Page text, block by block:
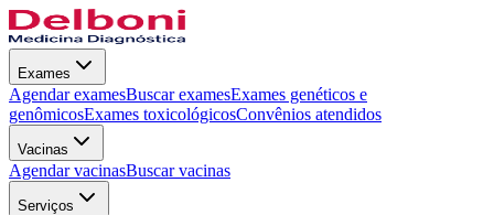
Exames
Agendar examesBuscar examesExames genéticos e
genômicosExames toxicológicosConvênios atendidos
Vacinas
Agendar vacinasBuscar vacinas
Serviços